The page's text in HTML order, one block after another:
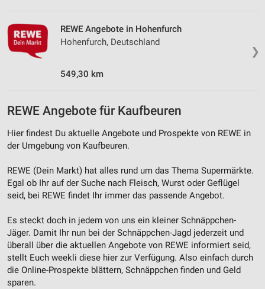
❯
REWE Angebote in Hohenfurch
Hohenfurch, Deutschland
549,30 km
REWE Angebote für Kaufbeuren
Hier findest Du aktuelle Angebote und Prospekte von REWE in
der Umgebung von Kaufbeuren.
REWE (Dein Markt) hat alles rund um das Thema Supermärkte.
Egal ob Ihr auf der Suche nach Fleisch, Wurst oder Geflügel
seid, bei REWE findet Ihr immer das passende Angebot.
Es steckt doch in jedem von uns ein kleiner Schnäppchen-
Jäger. Damit Ihr nun bei der Schnäppchen-Jagd jederzeit und
überall über die aktuellen Angebote von REWE informiert seid,
stellt Euch weekli diese hier zur Verfügung. Also einfach durch
die Online-Prospekte blättern, Schnäppchen finden und Geld
sparen.